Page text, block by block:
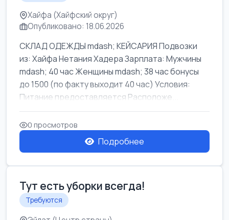
Хайфа (Хайфский округ)
Опубликовано: 18.06.2026
СКЛАД ОДЕЖДЫ mdash; КЕЙСАРИЯ Подвозки
из: Хайфа Нетания Хадера Зарплата: Мужчины
mdash; 40 час Женщины mdash; 38 час бонусы
до 1500 (по факту выходит 40 час) Условия:
Питание предоставляется Расположе...
0 просмотров
Подробнее
Тут есть уборки всегда!
Требуются